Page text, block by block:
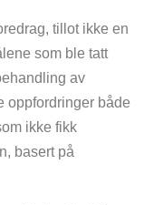
tillot ikke en
som ble tatt
av
oppfordringer både
ikke fikk
basert på